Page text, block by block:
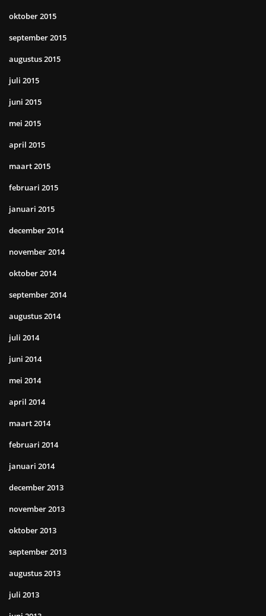
oktober 2015
september 2015
augustus 2015
juli 2015
juni 2015
mei 2015
april 2015
maart 2015
februari 2015
januari 2015
december 2014
november 2014
oktober 2014
september 2014
augustus 2014
juli 2014
juni 2014
mei 2014
april 2014
maart 2014
februari 2014
januari 2014
december 2013
november 2013
oktober 2013
september 2013
augustus 2013
juli 2013